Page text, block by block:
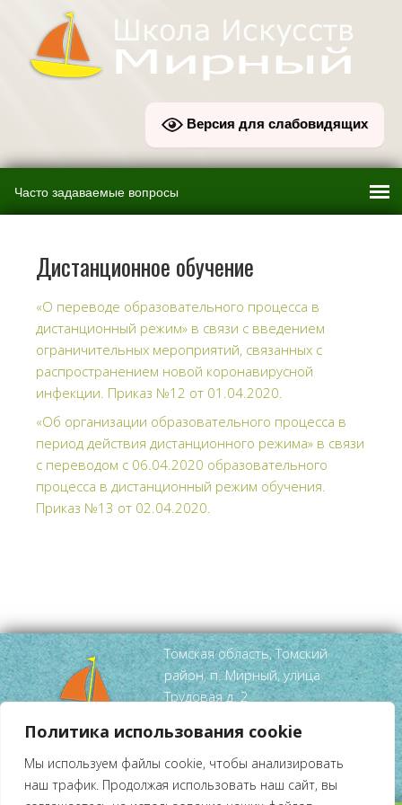
Политика использования cookie
Мы используем файлы cookie, чтобы анализировать
наш трафик. Продолжая использовать наш сайт, вы
Версия для слабовидящих
Дистанционное обучение
«О переводе образовательного процесса в
дистанционный режим» в связи с введением
ограничительных мероприятий, связанных с
распространением новой коронавирусной
инфекции. Приказ №12 от 01.04.2020.
«Об организации образовательного процесса в
период действия дистанционного режима» в связи
с переводом с 06.04.2020 образовательного
процесса в дистанционный режим обучения.
Приказ №13 от 02.04.2020.
Томская область, Томский
район, п. Мирный, улица
Трудовая д. 2
тел/факс(3822) 95 52 99
mirniy-
dshi@tomsky.gov70.ru